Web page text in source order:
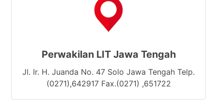
Perwakilan LIT Jawa Tengah
Jl. Ir. H. Juanda No. 47 Solo Jawa Tengah Telp.
(0271),642917 Fax.(0271) ,651722